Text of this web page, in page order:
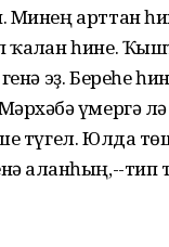
Минең арттан
ҡалған һине.
эҙ. Береһе
ғүмергә
түгел. Юлда
алғанһың,--тип